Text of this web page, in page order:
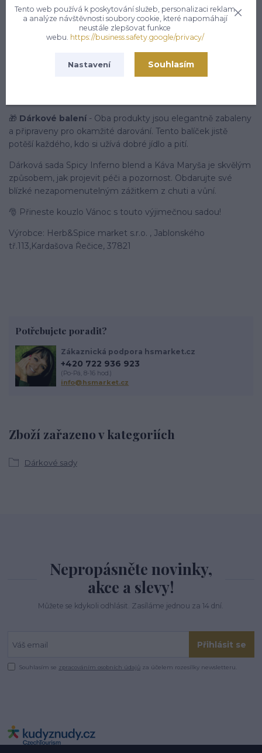
Indie
Směs kávy:
Směs 80 % arabiky a 20 % robusty (zrnková)
Příjemně povzbudí a zahřeje v chladných zimních dnech.
🎁 Dárkové balení- Oba produkty jsou elegantně zabaleny
a připraveny pro okamžité darování. Tento balíček jistě
potěší každého, kdo si užívá dobré jídlo a pití.
Dárková sada Spicy Inferno blend a Káva Maryša je skvělým
způsobem, jak projevit péči a pozornost. Obdarujte své
blízké nezapomenutelným zážitkem z chuti a vůní.
🎅 Přineste kouzlo Vánoc s touto výjimečnou sadou!
Výrobce: Herb&Spice market s.r.o. , Jablonského
tř.113,Kardašova Řečice, 37821
Zboží zařazeno v kategoriích
Dárkové sady
Potřebujete poradit?
Zákaznická podpora hsmarket.cz
+420 722 936 923
(Po-Pá, 8-16 hod.)
info@hsmarket.cz
Nepropásněte novinky,
akce a slevy!
Můžete se kdykoli odhlásit. Zasíláme jednou za 14 dní.
Přihlásit se
Souhlasím se zpracováním osobních údajů za účelem rozesílky newsletteru.
Tento web používá k poskytování služeb, personalizaci reklam
a analýze návštěvnosti soubory cookie, které napomáhají
neustále zlepšovat funkce
webu. https://business.safety.google/privacy/
Nastavení Souhlasím